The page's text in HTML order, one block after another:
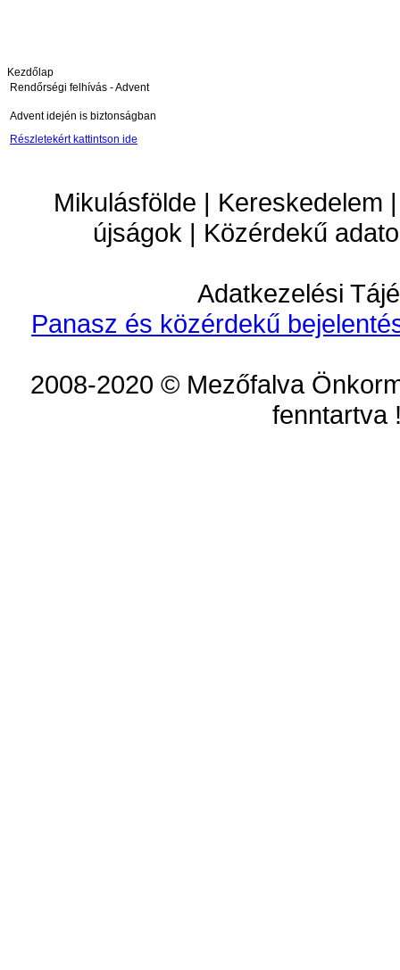
Kezdőlap
Rendőrségi felhívás - Advent
Advent idején is biztonságban
Részletekért kattintson ide
Mikulásfölde | Kereskedelem
újságok | Közérdekű
Adatkezelési
Panasz és közérdekű
2008-2020 © Mezőfalva
fenntartva